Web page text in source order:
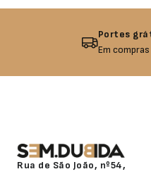
Devolução
Não gostou?
Rua de São João, nº54,